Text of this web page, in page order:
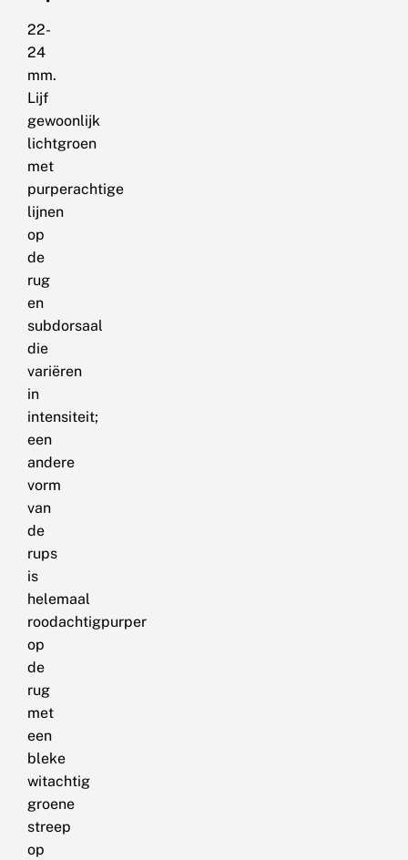
22-
24
mm.
Lijf
gewoonlijk
lichtgroen
met
purperachtige
lijnen
op
de
rug
en
subdorsaal
die
variëren
in
intensiteit;
een
andere
vorm
van
de
rups
is
helemaal
roodachtigpurper
op
de
rug
met
een
bleke
witachtig
groene
streep
op